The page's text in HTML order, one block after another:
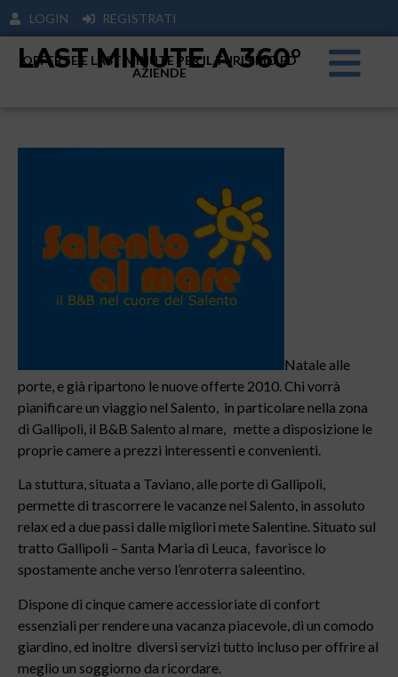
LOGIN REGISTRATI
LAST MINUTE A 360°
OFFERTE E LAST MINUTE PER IL TURISIMO ED
AZIENDE
Natale alle
porte, e già ripartono le nuove offerte 2010. Chi vorrà
pianificare un viaggio nel Salento, in particolare nella zona
di Gallipoli, il B&B Salento al mare, mette a disposizione le
proprie camere a prezzi interessenti e convenienti.
La stuttura, situata a Taviano, alle porte di Gallipoli,
permette di trascorrere le vacanze nel Salento, in assoluto
relax ed a due passi dalle migliori mete Salentine. Situato sul
tratto Gallipoli – Santa Maria di Leuca, favorisce lo
spostamente anche verso l’enroterra saleentino.
Dispone di cinque camere accessioriate di confort
essenziali per rendere una vacanza piacevole, di un comodo
giardino, ed inoltre diversi servizi tutto incluso per offrire al
meglio un soggiorno da ricordare.